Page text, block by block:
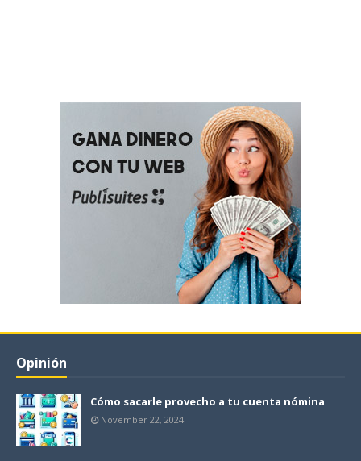
Opinión
Cómo sacarle provecho a tu cuenta nómina
November 22, 2024